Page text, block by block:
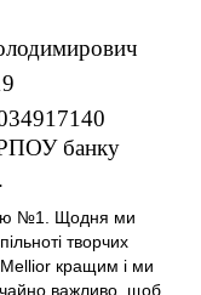
банку
№1. Щодня ми
творчих
кращим і ми
важливо, щоб